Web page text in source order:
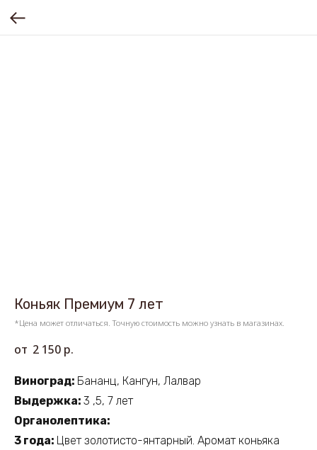
Коньяк Премиум 7 лет
*Цена может отличаться. Точную стоимость можно узнать в магазинах.
2 150 р.
Виноград: Бананц, Кангун, Лалвар
Выдержка: 3 ,5, 7 лет
Органолептика:
3 года: Цвет золотисто-янтарный. Аромат коньяка